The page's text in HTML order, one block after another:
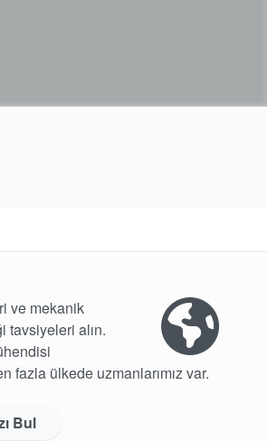
ve mekanik
tavsiyeleri alın.
fazla ülkede uzmanlarımız var.
Bul